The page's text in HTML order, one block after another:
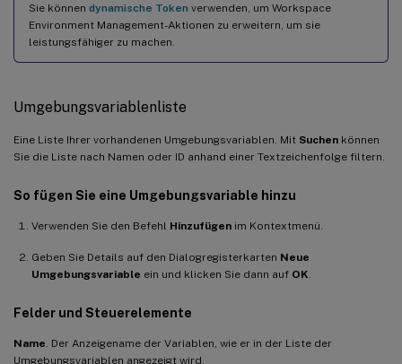
Sie können dynamische Token verwenden, um Workspace
Environment Management-Aktionen zu erweitern, um sie
leistungsfähiger zu machen.
Umgebungsvariablenliste
Eine Liste Ihrer vorhandenen Umgebungsvariablen. Mit Suchen können
Sie die Liste nach Namen oder ID anhand einer Textzeichenfolge filtern.
So fügen Sie eine Umgebungsvariable hinzu
Verwenden Sie den Befehl Hinzufügen im Kontextmenü.
Geben Sie Details auf den Dialogregisterkarten Neue
Umgebungsvariable ein und klicken Sie dann auf OK
Felder und Steuerelemente
Name . Der Anzeigename der Variablen, wie er in der Liste der
Umgebungsvariablen angezeigt wird.